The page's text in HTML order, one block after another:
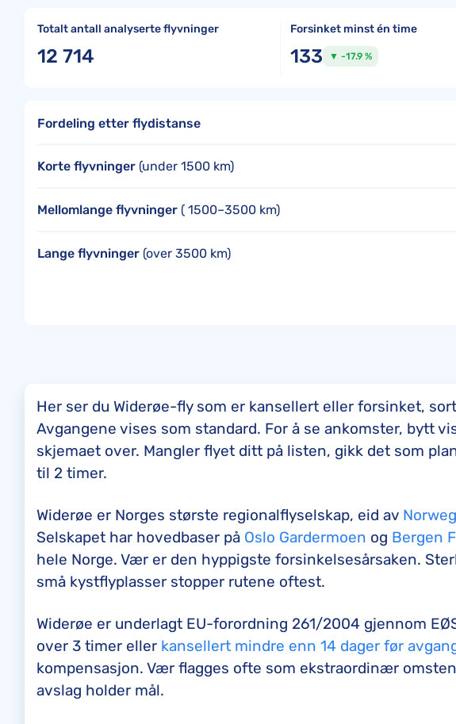
Totalt antall analyserte flyvninger
12 714
Forsinket minst én time
133 ▼ -17.9 %
Fordeling etter flydistanse
Korte flyvninger (under 1500 km)
Mellomlange flyvninger ( 1500–3500 km)
Lange flyvninger (over 3500 km)
Her ser du Widerøe-fly som er kansellert eller forsinket,
Avgangene vises som standard. For å se ankomster, bytt
skjemaet over. Mangler flyet ditt på listen, gikk det som
til 2 timer.
Widerøe er Norges største regionalflyselskap, eid av
Selskapet har hovedbaser på Oslo Gardermoen og Bergen
hele Norge. Vær er den hyppigste forsinkelsesårsaken.
små kystflyplasser stopper rutene oftest.
Widerøe er underlagt EU-forordning 261/2004 gjennom
over 3 timer eller kansellert mindre enn 14 dager før
kompensasjon. Vær flagges ofte som ekstraordinær
avslag holder mål.